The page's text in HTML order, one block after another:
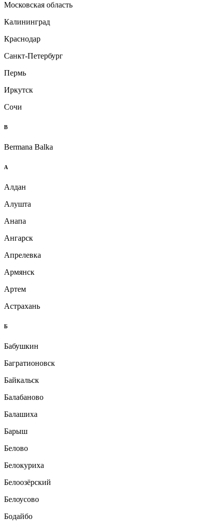
Московская область
Калининград
Краснодар
Санкт-Петербург
Пермь
Иркутск
Сочи
B
Bermana Balka
А
Алдан
Алушта
Анапа
Ангарск
Апрелевка
Армянск
Артем
Астрахань
Б
Бабушкин
Багратионовск
Байкальск
Балабаново
Балашиха
Барыш
Белово
Белокуриха
Белоозёрский
Белоусово
Бодайбо